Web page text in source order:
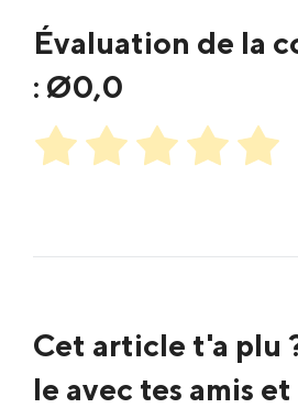
Évaluation de la
: Ø0,0
Cet article t'a plu
le avec tes amis